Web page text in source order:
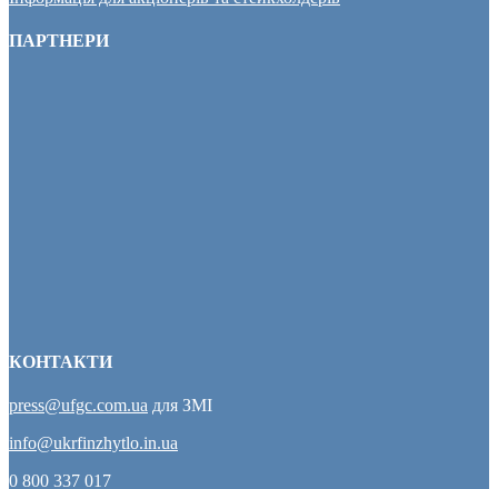
ПАРТНЕРИ
КОНТАКТИ
press@ufgc.com.ua для ЗМІ
info@ukrfinzhytlo.in.ua
0 800 337 017